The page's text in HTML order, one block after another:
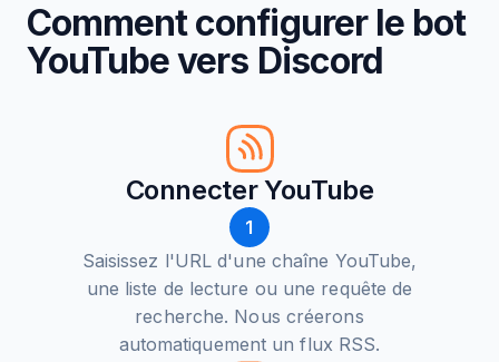
Comment configurer le bot
YouTube vers Discord
Connecter YouTube
1
Saisissez l'URL d'une chaîne YouTube,
une liste de lecture ou une requête de
recherche. Nous créerons
automatiquement un flux RSS.